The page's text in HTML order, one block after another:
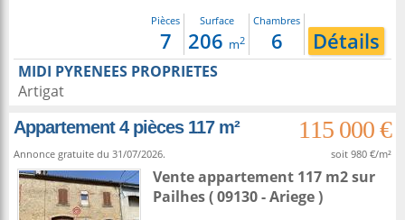
Pièces
7
Surface
206 m2
Chambres
6 Détails
MIDI PYRENEES PROPRIETES
Artigat
Appartement 4 pièces 117 m²
115 000 €
Annonce gratuite du 31/07/2026. soit 980 €/m²
Vente appartement 117 m2sur
Pailhes( 09130 - Ariege )